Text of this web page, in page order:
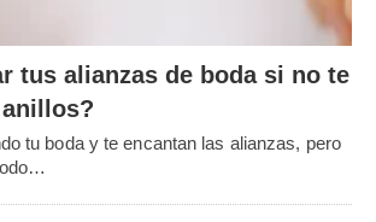
tus alianzas de boda si no te
tu boda y te encantan las alianzas, pero